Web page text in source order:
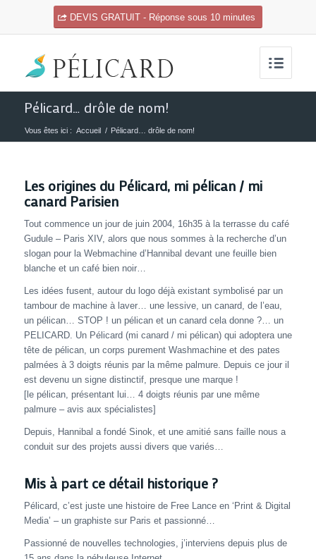
DEVIS GRATUIT - Réponse sous 10 minutes
Pélicard… drôle de nom!
Vous êtes ici : Accueil / Pélicard… drôle de nom!
Les origines du Pélicard, mi pélican / mi
canard Parisien
Tout commence un jour de juin 2004, 16h35 à la terrasse du café
Gudule – Paris XIV, alors que nous sommes à la recherche d’un
slogan pour la Webmachine d’Hannibal devant une feuille bien
blanche et un café bien noir…
Les idées fusent, autour du logo déjà existant symbolisé par un
tambour de machine à laver… une lessive, un canard, de l’eau,
un pélican… STOP ! un pélican et un canard cela donne ?… un
PELICARD. Un Pélicard (mi canard / mi pélican) qui adoptera une
tête de pélican, un corps purement Washmachine et des pates
palmées à 3 doigts réunis par la même palmure. Depuis ce jour il
est devenu un signe distinctif, presque une marque !
[le pélican, présentant lui… 4 doigts réunis par une même
palmure – avis aux spécialistes]
Depuis, Hannibal a fondé Sinok, et une amitié sans faille nous a
conduit sur des projets aussi divers que variés…
Mis à part ce détail historique ?
Pélicard, c’est juste une histoire de Free Lance en ‘Print & Digital
Media’ – un graphiste sur Paris et passionné…
Passionné de nouvelles technologies, j’interviens depuis plus de